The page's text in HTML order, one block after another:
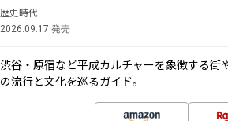
歴史時代
2026.09.17 発売
渋谷・原宿など平成カルチャーを象徴する
の流行と文化を巡るガイド。